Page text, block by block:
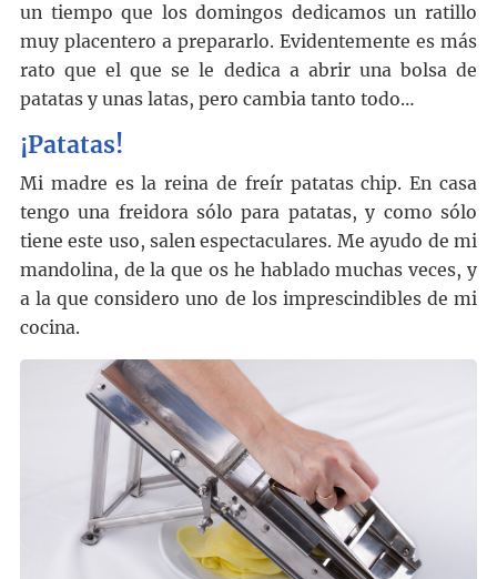
un tiempo que los domingos dedicamos un ratillo
muy placentero a prepararlo. Evidentemente es más
rato que el que se le dedica a abrir una bolsa de
patatas y unas latas, pero cambia tanto todo…
¡Patatas!
Mi madre es la reina de freír patatas chip. En casa
tengo una freidora sólo para patatas, y como sólo
tiene este uso, salen espectaculares. Me ayudo de mi
mandolina, de la que os he hablado muchas veces, y
a la que considero uno de los imprescindibles de mi
cocina.